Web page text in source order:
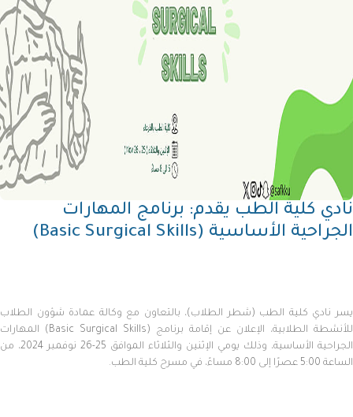
نادي كلية الطب يقدم: برنامج المهارات
الجراحية الأساسية (Basic Surgical Skills)
يسر نادي كلية الطب (شطر الطلاب)، بالتعاون مع وكالة عمادة شؤون الطلاب
للأنشطة الطلابية، الإعلان عن إقامة برنامج (Basic Surgical Skills) المهارات
الجراحية الأساسية، وذلك يومي الإثنين والثلاثاء الموافق 25-26 نوفمبر 2024، من
الساعة 5:00 عصرًا إلى 8:00 مساءً، في مسرح كلية الطب.